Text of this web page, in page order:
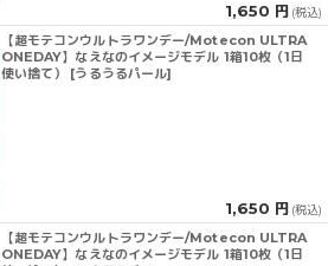
1,650 円 (税込)
【超モテコンウルトラワンデー/Motecon ULTRA
ONEDAY】なえなのイメージモデル 1箱10枚（1日
使い捨て） [うるうるパール]
1,650 円 (税込)
【超モテコンウルトラワンデー/Motecon ULTRA
ONEDAY】なえなのイメージモデル 1箱10枚（1日